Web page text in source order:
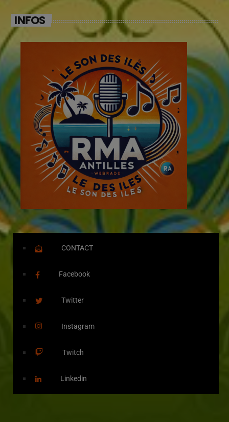
INFOS
CONTACT
Facebook
Twitter
Instagram
Twitch
Linkedin